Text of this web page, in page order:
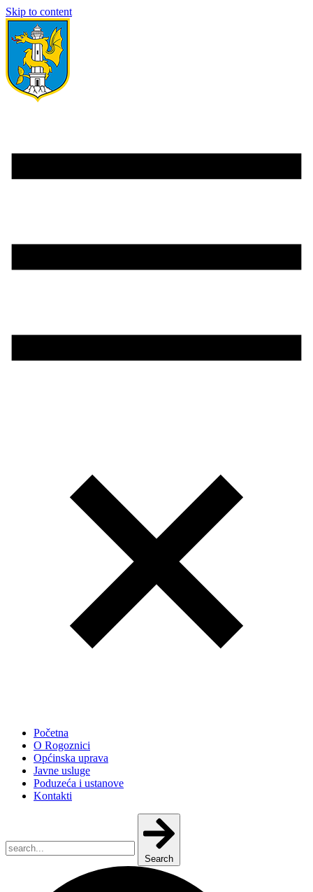
Skip to content
Početna
O Rogoznici
Općinska uprava
Javne usluge
Poduzeća i ustanove
Kontakti
Search